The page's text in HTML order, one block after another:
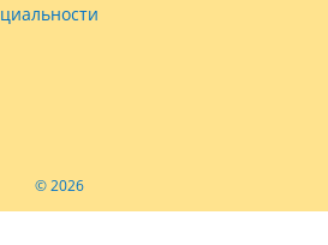
© 2026